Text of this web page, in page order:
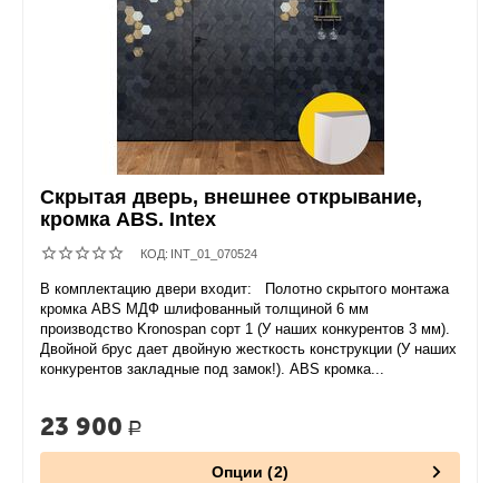
Скрытая дверь, внешнее открывание,
кромка ABS. Intex
КОД: INT_01_070524
В комплектацию двери входит: Полотно скрытого монтажа
кромка ABS МДФ шлифованный толщиной 6 мм
производство Kronospan сорт 1 (У наших конкурентов 3 мм).
Двойной брус дает двойную жесткость конструкции (У наших
конкурентов закладные под замок!). ABS кромка...
23 900 Р
Опции (2)